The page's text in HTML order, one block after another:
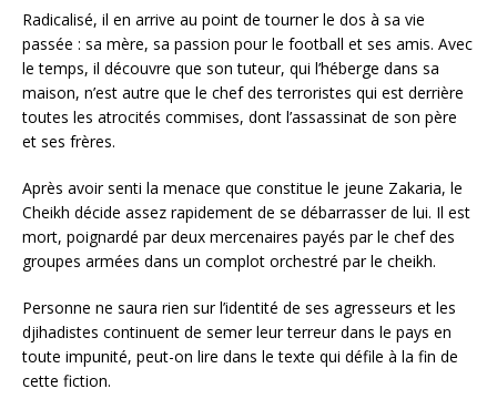
Radicalisé, il en arrive au point de tourner le dos à sa vie
passée : sa mère, sa passion pour le football et ses amis. Avec
le temps, il découvre que son tuteur, qui l’héberge dans sa
maison, n’est autre que le chef des terroristes qui est derrière
toutes les atrocités commises, dont l’assassinat de son père
et ses frères.
Après avoir senti la menace que constitue le jeune Zakaria, le
Cheikh décide assez rapidement de se débarrasser de lui. Il est
mort, poignardé par deux mercenaires payés par le chef des
groupes armées dans un complot orchestré par le cheikh.
Personne ne saura rien sur l’identité de ses agresseurs et les
djihadistes continuent de semer leur terreur dans le pays en
toute impunité, peut-on lire dans le texte qui défile à la fin de
cette fiction.